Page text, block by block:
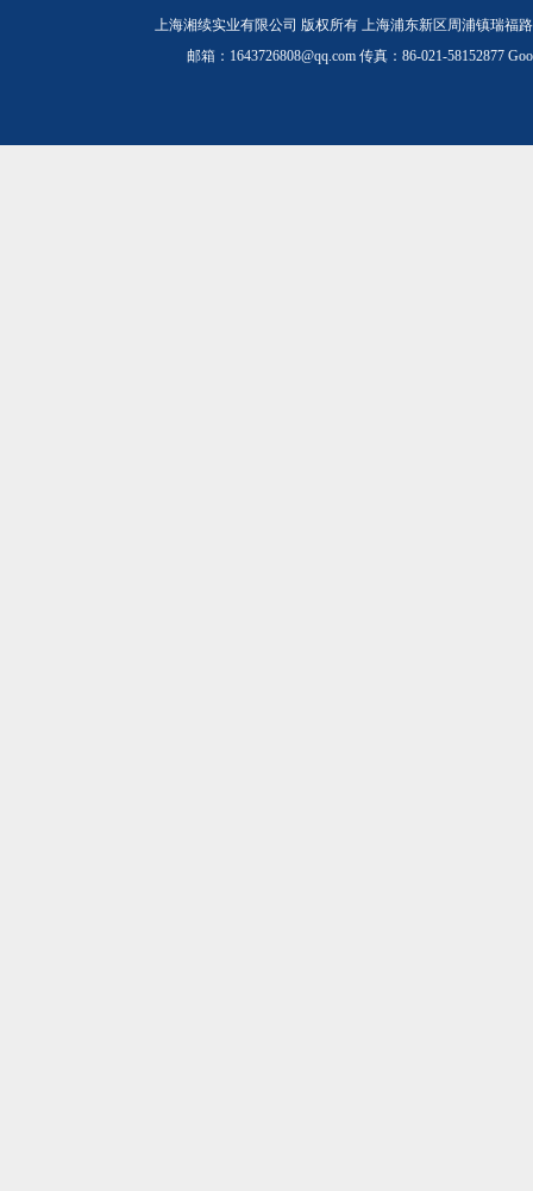
上海湘续实业有限公司 版权所有 上海浦东新区周浦镇瑞福
邮箱：1643726808@qq.com 传真：86-021-58152877